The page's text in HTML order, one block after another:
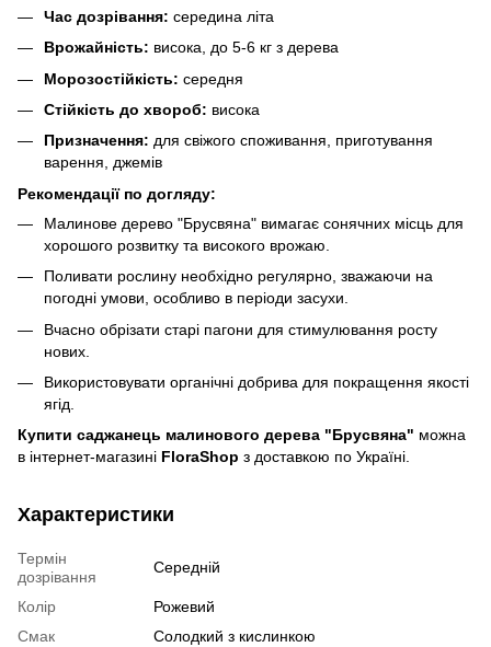
Час дозрівання: середина літа
Врожайність: висока, до 5-6 кг з дерева
Морозостійкість: середня
Стійкість до хвороб: висока
Призначення: для свіжого споживання, приготування
варення, джемів
Рекомендації по догляду:
Малинове дерево "Брусвяна" вимагає сонячних місць для
хорошого розвитку та високого врожаю.
Поливати рослину необхідно регулярно, зважаючи на
погодні умови, особливо в періоди засухи.
Вчасно обрізати старі пагони для стимулювання росту
нових.
Використовувати органічні добрива для покращення якості
ягід.
Купити саджанець малинового дерева "Брусвяна" можна
в інтернет-магазині FloraShop з доставкою по Україні.
Характеристики
Термін
дозрівання
Середній
Колір
Рожевий
Смак
Солодкий з кислинкою